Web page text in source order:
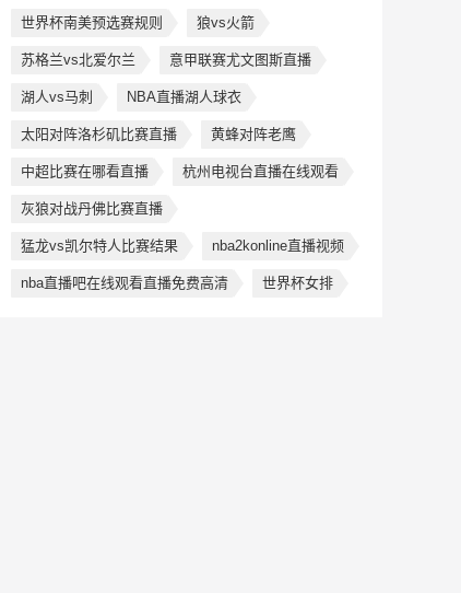
世界杯南美预选赛规则 狼vs火箭
苏格兰vs北爱尔兰 意甲联赛尤文图斯直播
湖人vs马刺 NBA直播湖人球衣
太阳对阵洛杉矶比赛直播 黄蜂对阵老鹰
中超比赛在哪看直播 杭州电视台直播在线观看
灰狼对战丹佛比赛直播
猛龙vs凯尔特人比赛结果 nba2konline直播视频
nba直播吧在线观看直播免费高清 世界杯女排